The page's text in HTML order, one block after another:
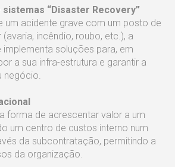
“Disaster Recovery”
um acidente grave com um posto de
incêndio, roubo, etc.), a
implementa soluções para, em
a sua infra-estrutura e garantir a
negócio.
forma de acrescentar valor a um
um centro de custos interno num
da subcontratação, permitindo a
da organização.